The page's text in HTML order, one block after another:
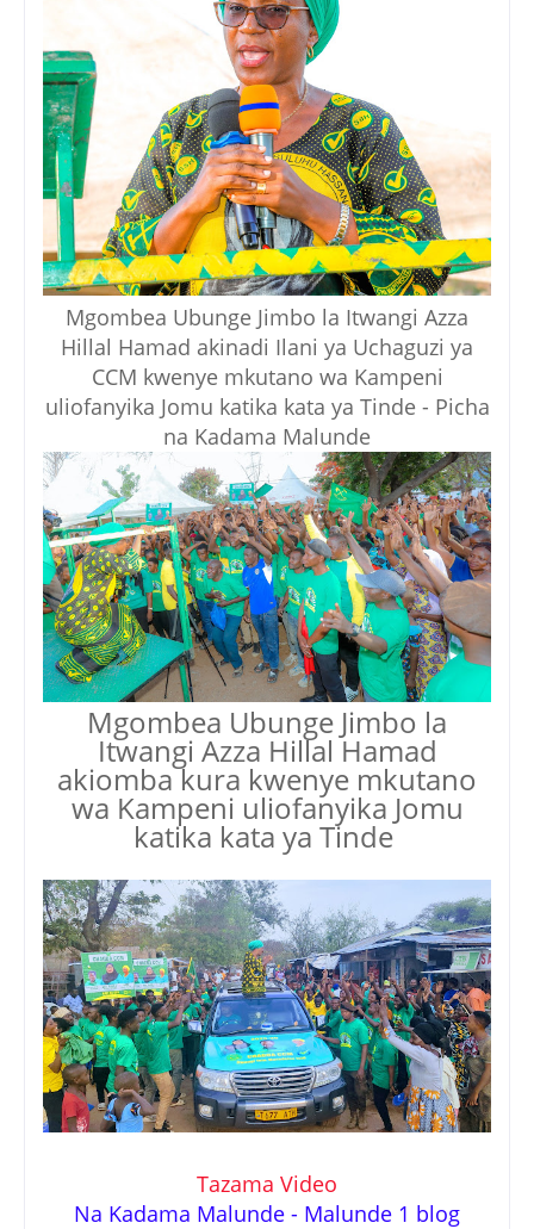
Mgombea Ubunge Jimbo la Itwangi Azza
Hillal Hamad akinadi Ilani ya Uchaguzi ya
CCM kwenye mkutano wa Kampeni
uliofanyika Jomu katika kata ya Tinde - Picha
na Kadama Malunde
Mgombea Ubunge Jimbo la
Itwangi Azza Hillal Hamad
akiomba kura kwenye mkutano
wa Kampeni uliofanyika Jomu
katika kata ya Tinde
Tazama Video
Na Kadama Malunde - Malunde 1 blog